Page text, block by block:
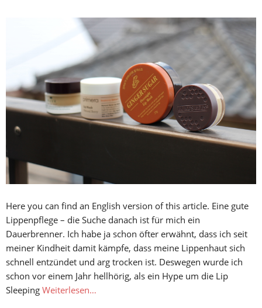
Here you can find an English version of this article. Eine gute
Lippenpflege – die Suche danach ist für mich ein
Dauerbrenner. Ich habe ja schon öfter erwähnt, dass ich seit
meiner Kindheit damit kämpfe, dass meine Lippenhaut sich
schnell entzündet und arg trocken ist. Deswegen wurde ich
schon vor einem Jahr hellhörig, als ein Hype um die Lip
Sleeping Weiterlesen…